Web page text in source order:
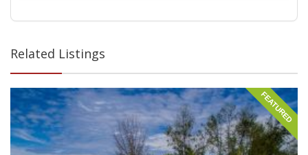
Related Listings
FEATURED